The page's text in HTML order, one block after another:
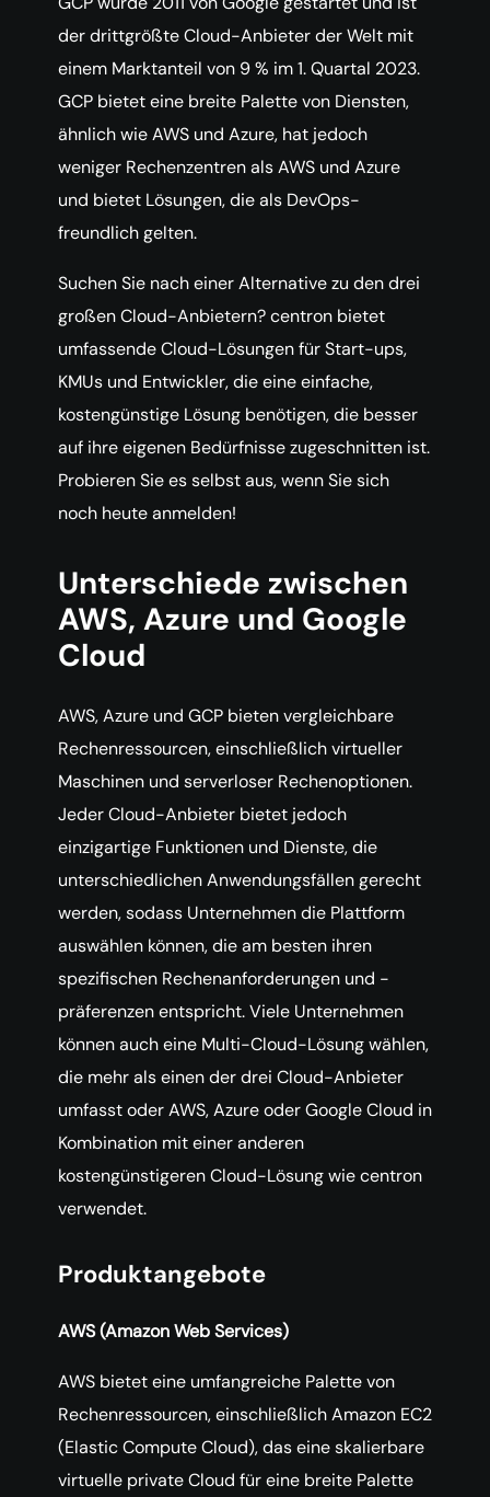
der drittgrößte Cloud-Anbieter der Welt mit
einem Marktanteil von 9 % im 1. Quartal 2023.
GCP bietet eine breite Palette von Diensten,
ähnlich wie AWS und Azure, hat jedoch
weniger Rechenzentren als AWS und Azure
und bietet Lösungen, die als DevOps-
freundlich gelten.
Suchen Sie nach einer Alternative zu den drei
großen Cloud-Anbietern? centron bietet
umfassende Cloud-Lösungen für Start-ups,
KMUs und Entwickler, die eine einfache,
kostengünstige Lösung benötigen, die besser
auf ihre eigenen Bedürfnisse zugeschnitten ist.
Probieren Sie es selbst aus, wenn Sie sich
noch heute anmelden!
Unterschiede zwischen
AWS, Azure und Google
Cloud
AWS, Azure und GCP bieten vergleichbare
Rechenressourcen, einschließlich virtueller
Maschinen und serverloser Rechenoptionen.
Jeder Cloud-Anbieter bietet jedoch
einzigartige Funktionen und Dienste, die
unterschiedlichen Anwendungsfällen gerecht
werden, sodass Unternehmen die Plattform
auswählen können, die am besten ihren
spezifischen Rechenanforderungen und -
präferenzen entspricht. Viele Unternehmen
können auch eine Multi-Cloud-Lösung wählen,
die mehr als einen der drei Cloud-Anbieter
umfasst oder AWS, Azure oder Google Cloud in
Kombination mit einer anderen
kostengünstigeren Cloud-Lösung wie centron
verwendet.
Produktangebote
AWS (Amazon Web Services)
AWS bietet eine umfangreiche Palette von
Rechenressourcen, einschließlich Amazon EC2
(Elastic Compute Cloud), das eine skalierbare
virtuelle private Cloud für eine breite Palette